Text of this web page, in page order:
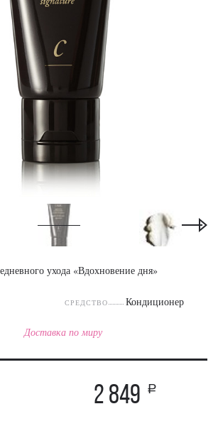
ухода «Вдохновение дня»
СРЕДСТВО Кондиционер
Доставка по миру
2 849 a